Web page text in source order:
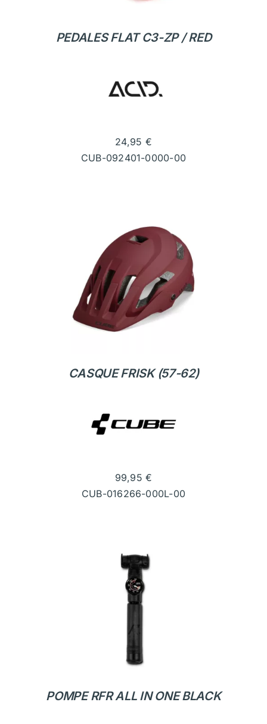
PEDALES FLAT C3-ZP / RED
24,95 €
CUB-092401-0000-00
CASQUE FRISK (57-62)
99,95€
CUB-016266-000L-00
POMPE RFR ALL IN ONE BLACK